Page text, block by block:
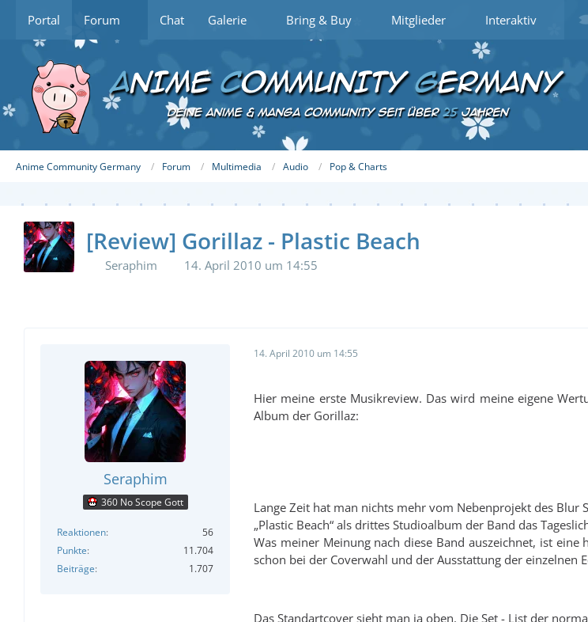
Portal Forum Chat Galerie Bring & Buy Mitglieder Interaktiv
Anime Community Germany Forum Multimedia Audio Pop & Charts
[Review] Gorillaz - Plastic Beach
Seraphim 14. April 2010 um 14:55
Seraphim
360 No Scope Gott
Reaktionen
56
Punkte
11.704
Beiträge
1.707
14. April 2010 um 14:55
Hier meine erste Musikreview. Das wird meine eigene
Album der Gorillaz:
Lange Zeit hat man nichts mehr vom Nebenprojekt des Blur
„Plastic Beach“ als drittes Studioalbum der Band das
Was meiner Meinung nach diese Band auszeichnet, ist
schon bei der Coverwahl und der Ausstattung der einzelnen
Das Standartcover sieht man ja oben. Die Set - List der